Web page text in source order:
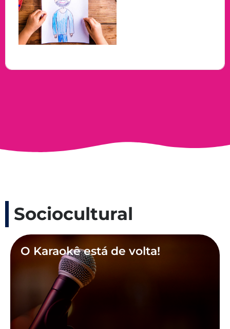
Sociocultural
O Karaokê está de volta!